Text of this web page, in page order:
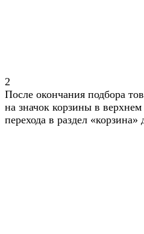
2
После окончания подбора
на значок корзины в
перехода в раздел